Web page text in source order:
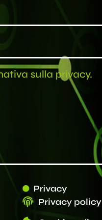
sulla privacy.
Privacy
Privacy policy